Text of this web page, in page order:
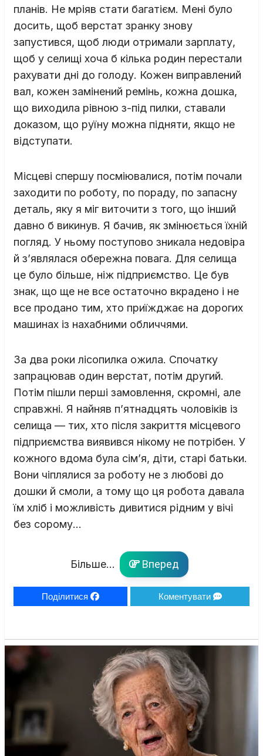
планів. Не мріяв стати багатієм. Мені було
досить, щоб верстат зранку знову
запустився, щоб люди отримали зарплату,
щоб у селищі хоча б кілька родин перестали
рахувати дні до голоду. Кожен виправлений
вал, кожен замінений ремінь, кожна дошка,
що виходила рівною з-під пилки, ставали
доказом, що руїну можна підняти, якщо не
відступати.
Місцеві спершу посміювалися, потім почали
заходити по роботу, по пораду, по запасну
деталь, яку я міг виточити з того, що інший
давно б викинув. Я бачив, як змінюється їхній
погляд. У ньому поступово зникала недовіра
й з’являлася обережна повага. Для селища
це було більше, ніж підприємство. Це був
знак, що ще не все остаточно вкрадено і не
все продано тим, хто приїжджає на дорогих
машинах із нахабними обличчями.
За два роки лісопилка ожила. Спочатку
запрацював один верстат, потім другий.
Потім пішли перші замовлення, скромні, але
справжні. Я найняв п’ятнадцять чоловіків із
селища — тих, хто після закриття місцевого
підприємства виявився нікому не потрібен. У
кожного вдома була сім’я, діти, старі батьки.
Вони чіплялися за роботу не з любові до
дошки й смоли, а тому що ця робота давала
їм хліб і можливість дивитися рідним у вічі
без сорому…
Більше... Вперед
Поділитися Коментувати